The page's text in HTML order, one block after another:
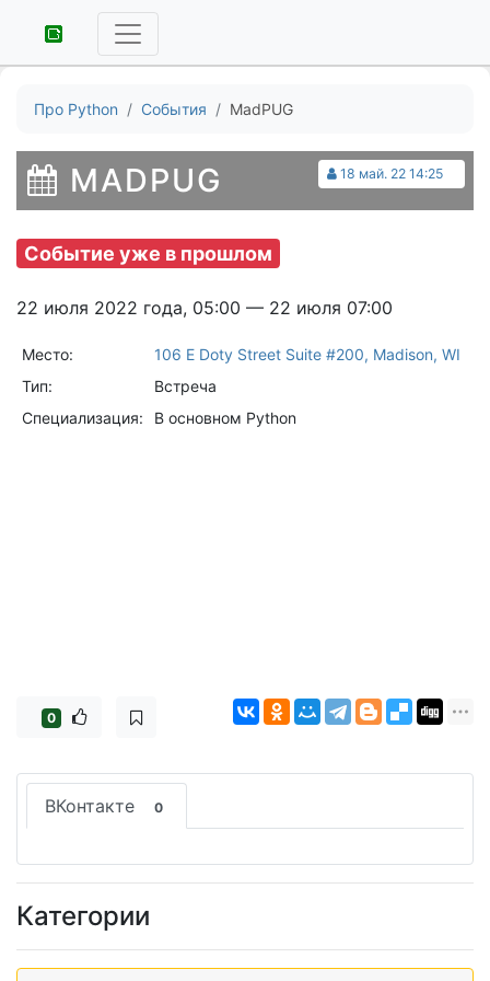
Про Python События MadPUG
18 май. 22 14:25
MADPUG
Событие уже в прошлом
22 июля 2022 года, 05:00 — 22 июля 07:00
Место:
106 E Doty Street Suite #200, Madison, WI
Тип:
Встреча
Специализация:
В основном Python
0
ВКонтакте 0
Категории